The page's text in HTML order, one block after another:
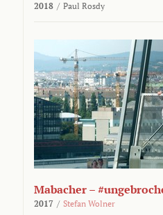
2018 / Paul Rosdy
Mabacher –
2017 / Stefan Wolner